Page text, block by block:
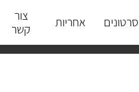
סרטונים אחריות
צור
קשר